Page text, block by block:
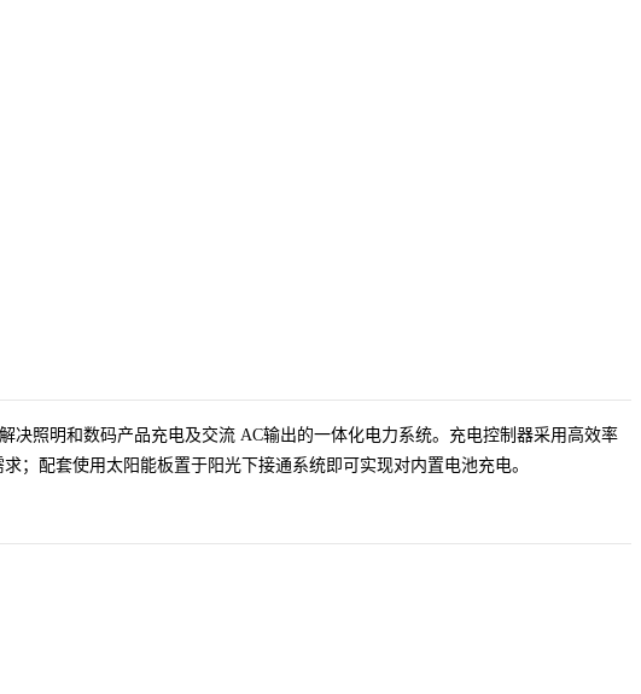
解决照明和数码产品充电及交流 AC输出的一体化电力系统。 充电控制器采用高效率
；配套使用太阳能板置于阳光下接通系统即可实现对内置电池充电。